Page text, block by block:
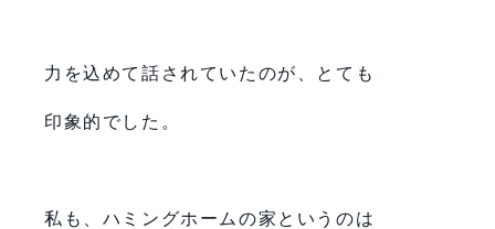
力を込めて話されていたのが、とても
印象的でした。
私も、ハミングホームの家というのは